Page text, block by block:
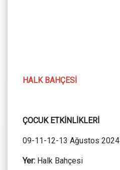
HALK BAHÇESİ
ÇOCUK ETKİNLİKLERİ
09-11-12-13 Ağustos 2024
Yer: Halk Bahçesi